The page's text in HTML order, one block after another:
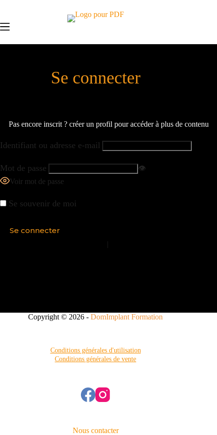
Se connecter
Pas encore inscrit ? créer un profil pour accéder à plus de contenu
Identifiant ou adresse e-mail
Mot de passe
👁️
Voir mot de passe
Se souvenir de moi
|
Copyright © 2026 -DomImplant Formation
Conditions générales d'utilisation
Conditions générales de vente
Nous contacter